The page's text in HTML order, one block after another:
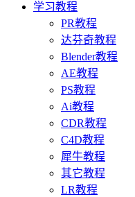
学习教程
PR教程
达芬奇教程
Blender教程
AE教程
PS教程
Ai教程
CDR教程
C4D教程
犀牛教程
其它教程
LR教程